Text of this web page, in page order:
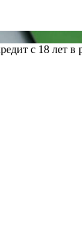
с 18 лет